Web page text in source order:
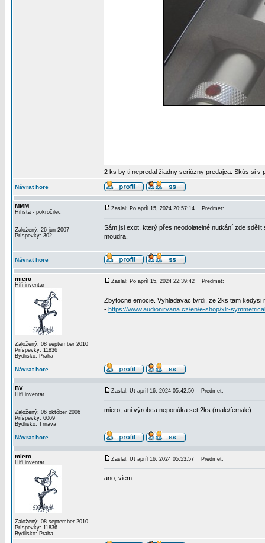
2 ks by ti nepredal žiadny seriózny predajca. Skús si
Návrat hore
MMM
Hifista - pokročilec
Založený: 26 jún 2007
Príspevky: 302
Zaslal: Po apríl 15, 2024 20:57:14 Predmet:
Sám jsi exot, který přes neodolatelné nutkání zde
moudra.
Návrat hore
miero
Hifi inventar
Založený: 08 september 2010
Príspevky: 11836
Bydlisko: Praha
Zaslal: Po apríl 15, 2024 22:39:42 Predmet:
Zbytocne emocie. Vyhladavac tvrdi, ze 2ks tam kedysi
- https://www.audionirvana.cz/en/e-shop/xlr-
Návrat hore
BV
Hifi inventar
Založený: 06 október 2006
Príspevky: 6069
Bydlisko: Trnava
Zaslal: Ut apríl 16, 2024 05:42:50 Predmet:
miero, ani výrobca neponúka set 2ks (male/female)..
Návrat hore
miero
Hifi inventar
Založený: 08 september 2010
Príspevky: 11836
Bydlisko: Praha
Zaslal: Ut apríl 16, 2024 05:53:57 Predmet:
ano, viem.